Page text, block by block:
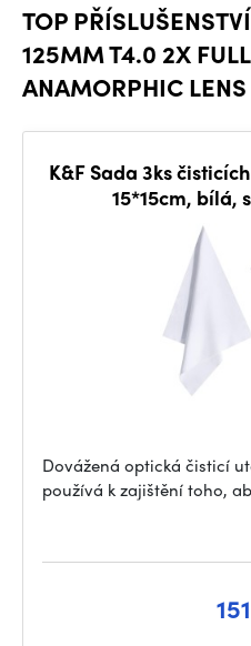
TOP
125MM T4.0 2X
ANAMORPHIC
K&F Sada 3ks
15*15cm, bílá,
Dovážená optická čisticí
používá k zajištění toho,